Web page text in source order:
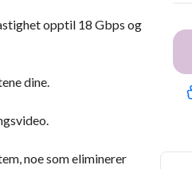
opptil 18 Gbps og
dine.
noe som eliminerer